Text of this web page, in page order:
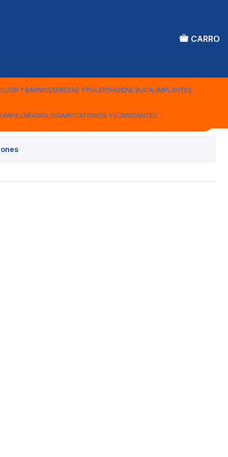
CARRO
Y BARNICESFRESAS Y PULIDOHIGIENE BUCALIMPLANTES
RADIOLOGIAROTATORIOS Y LUBRICANTES
CLEAR 1.8 GR
Agregar al Carro